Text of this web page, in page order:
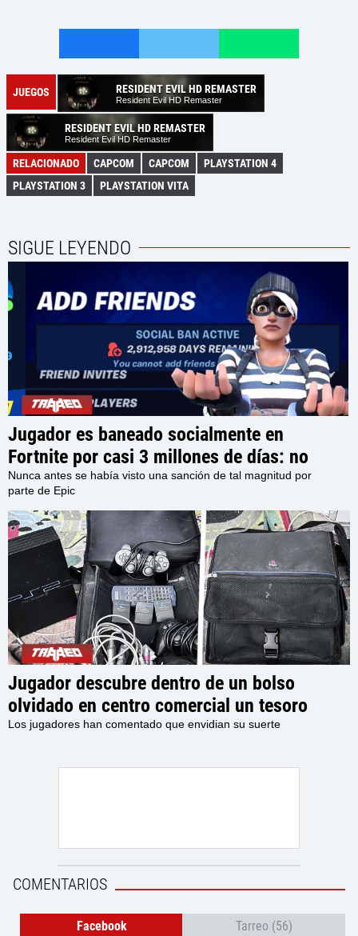
JUEGOS RESIDENT EVIL HD REMASTER
Resident Evil HD Remaster
RESIDENT EVIL HD REMASTER
Resident Evil HD Remaster
RELACIONADO CAPCOM CAPCOM
PLAYSTATION 4
PLAYSTATION 3
PLAYSTATION VITA
SIGUE LEYENDO
Jugador es baneado socialmente en
Fortnite por casi 3 millones de días: no
podrá interactuar con otros usuarios en el
juego por los próximos 7980 Años
Nunca antes se había visto una sanción de tal magnitud por
parte de Epic
Jugador descubre dentro de un bolso
olvidado en centro comercial un tesoro
retro, con una PlayStation 2, accesorios y
Los jugadores han comentado que envidian su suerte
COMENTARIOS
Facebook Tarreo (56)